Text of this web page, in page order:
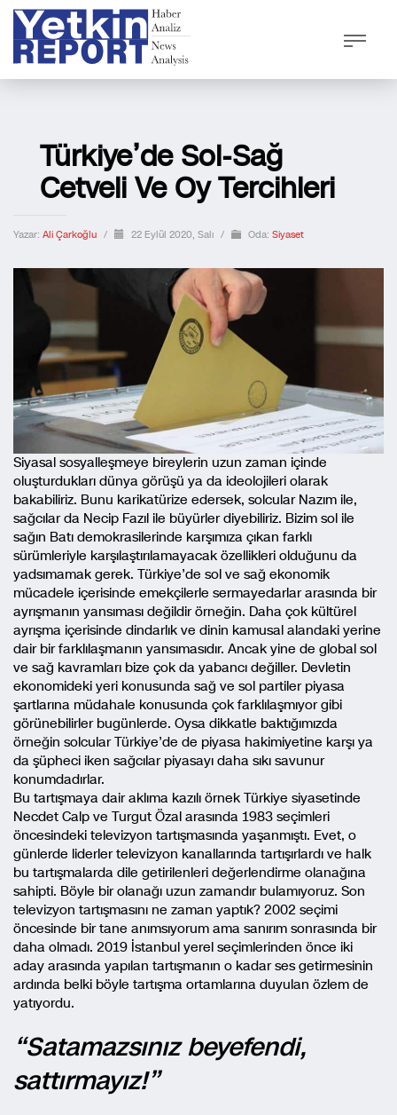
Türkiye’de Sol-Sağ
Cetveli Ve Oy Tercihleri
Yazar: Ali Çarkoğlu / 22 Eylül 2020, Salı / Oda: Siyaset
Siyasal sosyalleşmeye bireylerin uzun zaman içinde
oluşturdukları dünya görüşü ya da ideolojileri olarak
bakabiliriz. Bunu karikatürize edersek, solcular Nazım ile,
sağcılar da Necip Fazıl ile büyürler diyebiliriz. Bizim sol ile
sağın Batı demokrasilerinde karşımıza çıkan farklı
sürümleriyle karşılaştırılamayacak özellikleri olduğunu da
yadsımamak gerek. Türkiye’de sol ve sağ ekonomik
mücadele içerisinde emekçilerle sermayedarlar arasında bir
ayrışmanın yansıması değildir örneğin. Daha çok kültürel
ayrışma içerisinde dindarlık ve dinin kamusal alandaki yerine
dair bir farklılaşmanın yansımasıdır. Ancak yine de global sol
ve sağ kavramları bize çok da yabancı değiller. Devletin
ekonomideki yeri konusunda sağ ve sol partiler piyasa
şartlarına müdahale konusunda çok farklılaşmıyor gibi
görünebilirler bugünlerde. Oysa dikkatle baktığımızda
örneğin solcular Türkiye’de de piyasa hakimiyetine karşı ya
da şüpheci iken sağcılar piyasayı daha sıkı savunur
konumdadırlar.
Bu tartışmaya dair aklıma kazılı örnek Türkiye siyasetinde
Necdet Calp ve Turgut Özal arasında 1983 seçimleri
öncesindeki televizyon tartışmasında yaşanmıştı. Evet, o
günlerde liderler televizyon kanallarında tartışırlardı ve halk
bu tartışmalarda dile getirilenleri değerlendirme olanağına
sahipti. Böyle bir olanağı uzun zamandır bulamıyoruz. Son
televizyon tartışmasını ne zaman yaptık? 2002 seçimi
öncesinde bir tane anımsıyorum ama sanırım sonrasında bir
daha olmadı. 2019 İstanbul yerel seçimlerinden önce iki
aday arasında yapılan tartışmanın o kadar ses getirmesinin
ardında belki böyle tartışma ortamlarına duyulan özlem de
yatıyordu.
“Satamazsınız beyefendi,
sattırmayız!”